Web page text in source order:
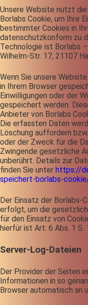
Unsere Website nutzt
Borlabs Cookie, um Ihre
bestimmter Cookies in
datenschutzkonform zu
Technologie ist Borlabs –
Wilhelm-Str. 17, 21107
Wenn Sie unsere
in Ihrem Browser
Einwilligungen oder der
gespeichert werden.
Anbieter von Borlabs
Die erfassten Daten
Löschung auffordern
oder der Zweck für die
Zwingende gesetzliche
unberührt. Details zur
finden Sie unter https://
speichert-borlabs-
Der Einsatz der Borlabs-
erfolgt, um die
für den Einsatz von
hierfür ist Art. 6 Abs. 1 S.
Server-Log-Dateien
Der Provider der Seiten
Informationen in so
Browser automatisch an